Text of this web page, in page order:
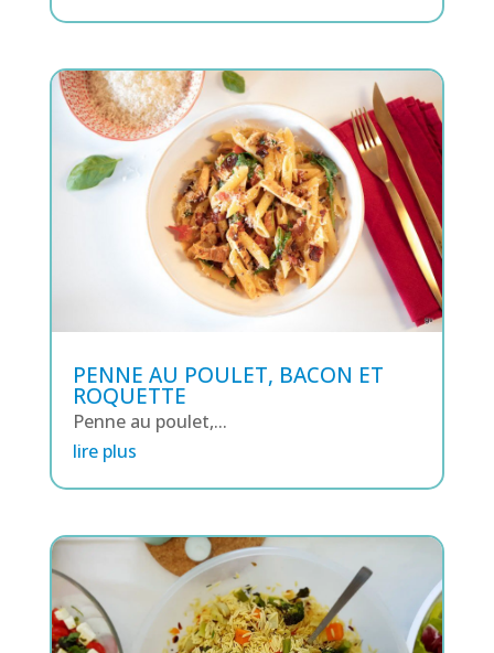
PENNE AU POULET, BACON ET
ROQUETTE
Penne au poulet,...
lire plus